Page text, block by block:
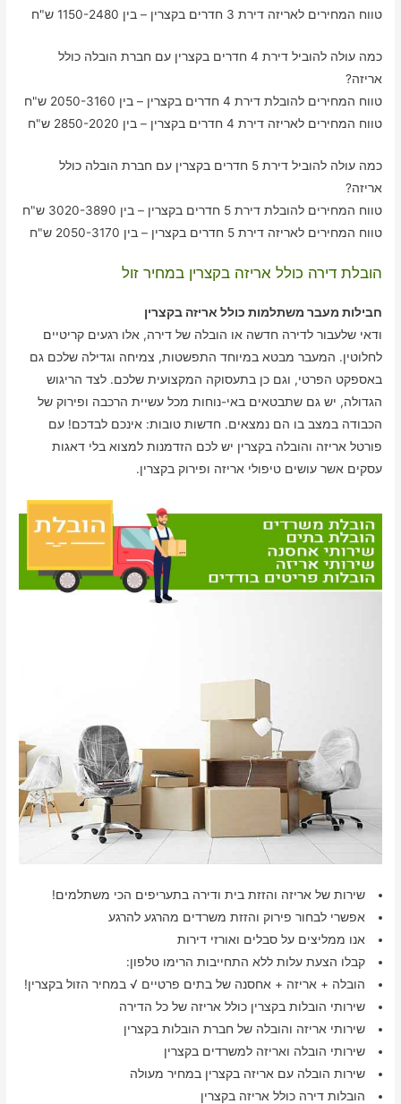
טווח המחירים לאריזה דירת 3 חדרים בקצרין – בין 1150-2480 ש"ח
כמה עולה להוביל דירת 4 חדרים בקצרין עם חברת הובלה כולל
אריזה?
טווח המחירים להובלת דירת 4 חדרים בקצרין – בין 2050-3160 ש"ח
טווח המחירים לאריזה דירת 4 חדרים בקצרין – בין 2850-2020 ש"ח
כמה עולה להוביל דירת 5 חדרים בקצרין עם חברת הובלה כולל
אריזה?
טווח המחירים להובלת דירת 5 חדרים בקצרין – בין 3020-3890 ש"ח
טווח המחירים לאריזה דירת 5 חדרים בקצרין – בין 2050-3170 ש"ח
הובלת דירה כולל אריזה בקצרין במחיר זול
חבילות מעבר משתלמות כולל אריזה בקצרין
ודאי שלעבור לדירה חדשה או הובלה של דירה, אלו רגעים קריטיים
לחלוטין. המעבר מבטא במיוחד התפשטות, צמיחה וגדילה שלכם גם
באספקט הפרטי, וגם כן בתעסוקה המקצועית שלכם. לצד הריגוש
הגדולה, יש גם שתבטאים באי-נוחות מכל עשיית הרכבה ופירוק של
הכבודה במצב בו הם נמצאים. חדשות טובות: אינכם לבדכם! עם
פורטל אריזה והובלה בקצרין יש לכם הזדמנות למצוא בלי דאגות
עסקים אשר עושים טיפולי אריזה ופירוק בקצרין.
שירות של אריזה והזזת בית ודירה בתעריפים הכי משתלמים!
אפשרי לבחור פירוק והזזת משרדים מהרגע להרגע
אנו ממליצים על סבלים ואורזי דירות
קבלו הצעת עלות ללא התחייבות הרימו טלפון:
הובלה + אריזה + אחסנה של בתים פרטיים √ במחיר הזול בקצרין!
שירותי הובלות בקצרין כולל אריזה של כל הדירה
שירותי אריזה והובלה של חברת הובלות בקצרין
שירותי הובלה ואריזה למשרדים בקצרין
שירות הובלה עם אריזה בקצרין במחיר מעולה
הובלות דירה כולל אריזה בקצרין